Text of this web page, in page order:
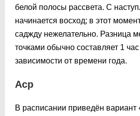
белой полосы рассвета. С
начинается восход; в этот
саджду нежелательно. Разница
точками обычно составляет 1
зависимости от времени года.
Аср
В расписании приведён вариант